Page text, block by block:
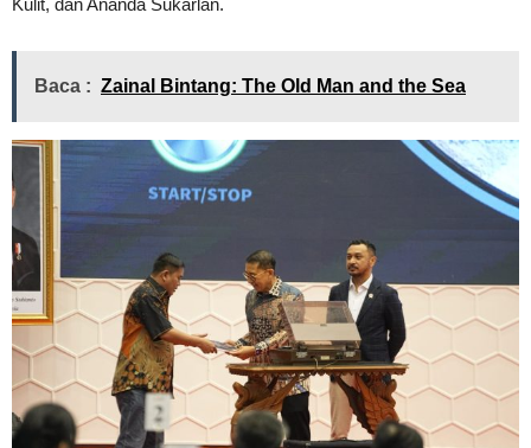
Kulit, dan Ananda Sukarlan.
Baca : Zainal Bintang: The Old Man and the Sea